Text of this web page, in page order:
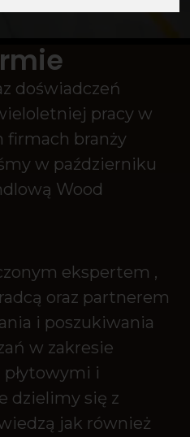
doświadczeń
pracy w
firmach branży
w październiku
Wood
ekspertem ,
oraz partnerem
i poszukiwania
w zakresie
i
dzielimy się z
jak również